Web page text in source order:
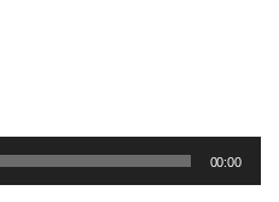
00:00